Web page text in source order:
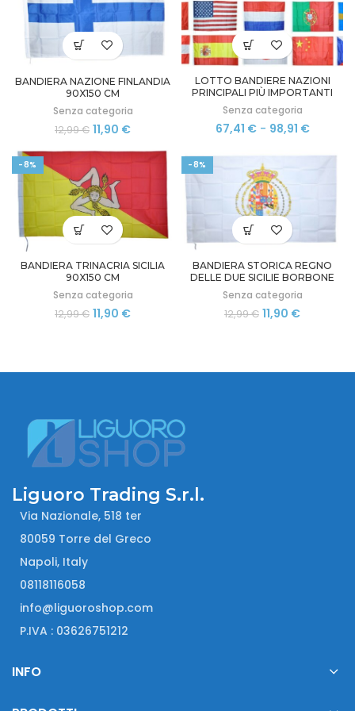
a
152,91 €
BANDIERA NAZIONE FINLANDIA
90X150 CM
Senza categoria
12,99€ Il
originale
era:
12,99 €.
11,90 €Il
attuale
LOTTO BANDIERE NAZIONI
PRINCIPALI PIÙ IMPORTANTI
DEL MONDO 90X150
Senza categoria
67,41 € - 98,91 €Fascia
prezzo:
-8%
BANDIERA TRINACRIA SICILIA
90X150 CM
Senza categoria
12,99€ Il
12,99 €.
11,90 €Il
11,90 €.
-8%
BANDIERA STORICA REGNO
DELLE DUE SICILIE BORBONE
NAPOLI 90X150
Senza categoria
12,99€ Il
12,99 €.
11,90 €Il
11,90 €.
Liguoro Trading S.r.l.
Via Nazionale, 518 ter
80059 Torre del Greco
Napoli, Italy
08118116058
info@liguoroshop.com
P.IVA : 03626751212
INFO